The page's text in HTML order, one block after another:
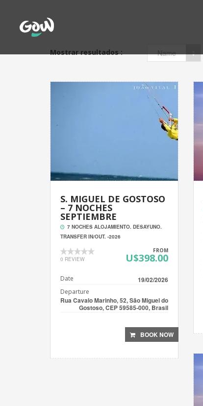
Mostrar resultados : Name
S. MIGUEL DE GOSTOSO
– 7 NOCHES
SEPTIEMBRE
7 NOCHES ALOJAMIENTO. DESAYUNO.
TRANSFER IN/OUT. -2026
0 REVIEW
FROM
U$398.00
Date 19/02/2026
Departure
Rua Cavalo Marinho, 52, São Miguel do
Gostoso, CEP 59585-000, Brasil
BOOK NOW